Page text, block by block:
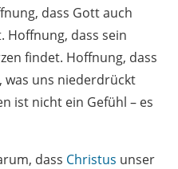
dass Gott auch
Hoffnung, dass sein
findet. Hoffnung, dass
was uns niederdrückt
ist nicht ein Gefühl – es
dass Christus unser